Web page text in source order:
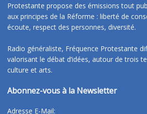
Protestante propose des émissions tout
aux principes de la Réforme : liberté de
écoute, respect des personnes, diversité.
Radio généraliste, Fréquence Protestante
valorisant le débat d’idées, autour de trois
culture et arts.
Abonnez-vous à la Newsletter
Adresse E-Mail: